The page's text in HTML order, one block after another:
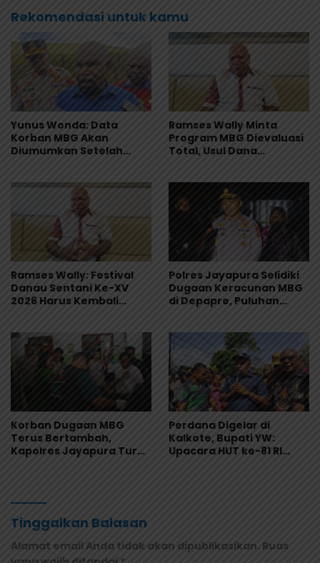
Rekomendasi untuk kamu
Yunus Wonda: Data
Korban MBG Akan
Diumumkan Setelah
Ramses Wally Minta
Program MBG Dievaluasi
Total, Usul Dana
Ramses Wally: Festival
Danau Sentani Ke-XV
2026 Harus Kembali
Polres Jayapura Selidiki
Dugaan Keracunan MBG
di Depapre, Puluhan
Korban Dugaan MBG
Terus Bertambah,
Kapolres Jayapura Turun
Perdana Digelar di
Kalkote, Bupati YW:
Upacara HUT ke-81 RI
Tinggalkan Balasan
Alamat email Anda tidak akan dipublikasikan. Ruas